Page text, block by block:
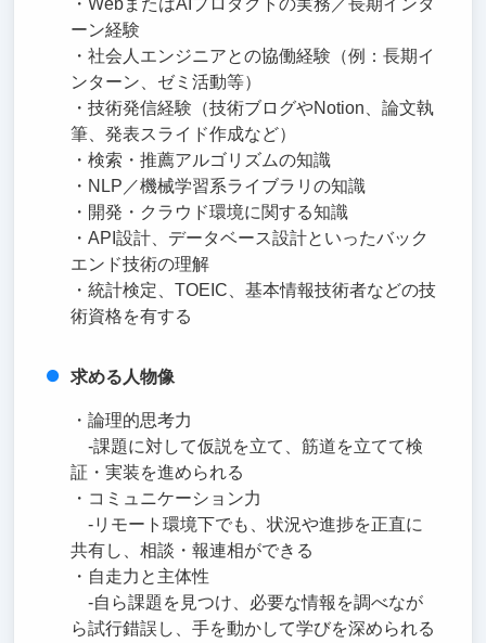
ーン経験
・社会人エンジニアとの協働経験（例：長期イ
ンターン、ゼミ活動等）
・技術発信経験（技術ブログやNotion、論文執
筆、発表スライド作成など）
・検索・推薦アルゴリズムの知識
・NLP／機械学習系ライブラリの知識
・開発・クラウド環境に関する知識
・API設計、データベース設計といったバック
エンド技術の理解
・統計検定、TOEIC、基本情報技術者などの技
術資格を有する
求める人物像
・論理的思考力
-課題に対して仮説を立て、筋道を立てて検
証・実装を進められる
・コミュニケーション力
-リモート環境下でも、状況や進捗を正直に
共有し、相談・報連相ができる
・自走力と主体性
-自ら課題を見つけ、必要な情報を調べなが
ら試行錯誤し、手を動かして学びを深められる